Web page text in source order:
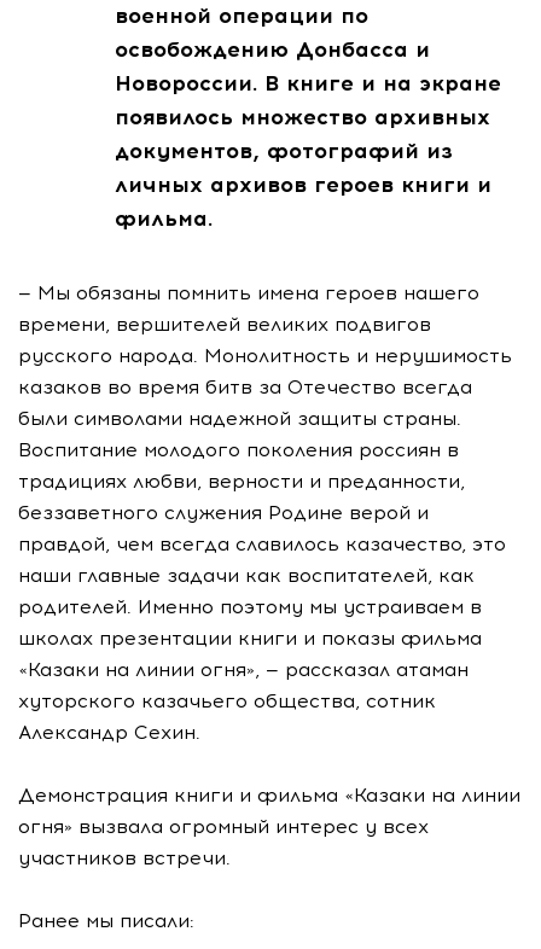
военной операции по
освобождению Донбасса и
Новороссии. В книге и на экране
появилось множество архивных
документов, фотографий из
личных архивов героев книги и
фильма.
— Мы обязаны помнить имена героев нашего
времени, вершителей великих подвигов
русского народа. Монолитность и нерушимость
казаков во время битв за Отечество всегда
были символами надежной защиты страны.
Воспитание молодого поколения россиян в
традициях любви, верности и преданности,
беззаветного служения Родине верой и
правдой, чем всегда славилось казачество, это
наши главные задачи как воспитателей, как
родителей. Именно поэтому мы устраиваем в
школах презентации книги и показы фильма
«Казаки на линии огня», — рассказал атаман
хуторского казачьего общества, сотник
Александр Сехин.
Демонстрация книги и фильма «Казаки на линии
огня» вызвала огромный интерес у всех
участников встречи.
Ранее мы писали: